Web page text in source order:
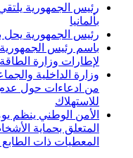
رئيس الجمهورية يلتقي
بألمانيا
رئيس الجمهورية يحل
باسم رئيس
لإطارات وزارة
وزارة الداخلية
من ادعاءات حول عدم
للاستهلاك
الأمن الوطني ينظم
المتعلق بحماية
المعطيات ذات